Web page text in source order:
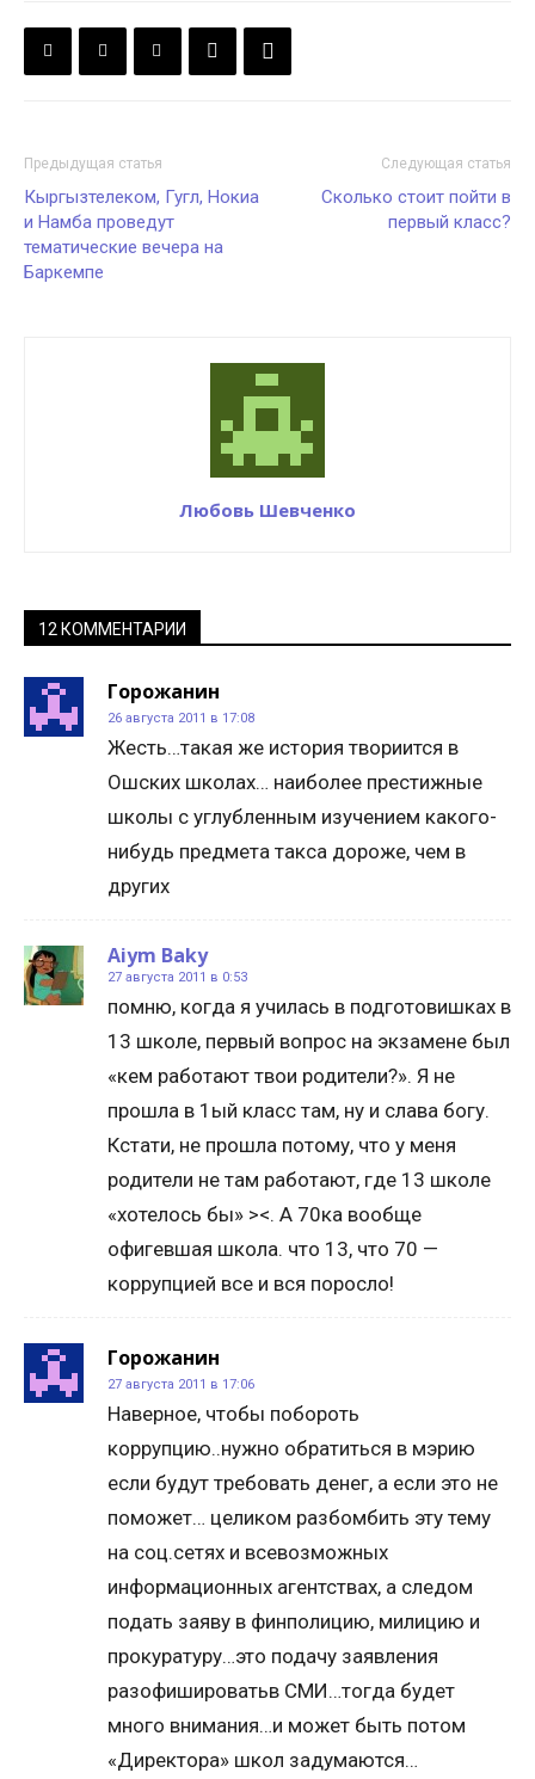
Предыдущая статья
Кыргызтелеком, Гугл, Нокиа
и Намба проведут
тематические вечера на
Баркемпе
Следующая статья
Сколько стоит пойти в
первый класс?
Любовь Шевченко
12 КОММЕНТАРИИ
Горожанин
26 августа 2011 в 17:08
Жесть…такая же история твориится в
Ошских школах… наиболее престижные
школы с углубленным изучением какого-
нибудь предмета такса дороже, чем в
других
Aiym Baky
27 августа 2011 в 0:53
помню, когда я училась в подготовишках в
13 школе, первый вопрос на экзамене был
«кем работают твои родители?». Я не
прошла в 1ый класс там, ну и слава богу.
Кстати, не прошла потому, что у меня
родители не там работают, где 13 школе
«хотелось бы» ><. А 70ка вообще
офигевшая школа. что 13, что 70 —
коррупцией все и вся поросло!
Горожанин
27 августа 2011 в 17:06
Наверное, чтобы побороть
коррупцию..нужно обратиться в мэрию
если будут требовать денег, а если это не
поможет… целиком разбомбить эту тему
на соц.сетях и всевозможных
информационных агентствах, а следом
подать заяву в финполицию, милицию и
прокуратуру…это подачу заявления
разофишироватьв СМИ…тогда будет
много внимания…и может быть потом
«Директора» школ задумаются…